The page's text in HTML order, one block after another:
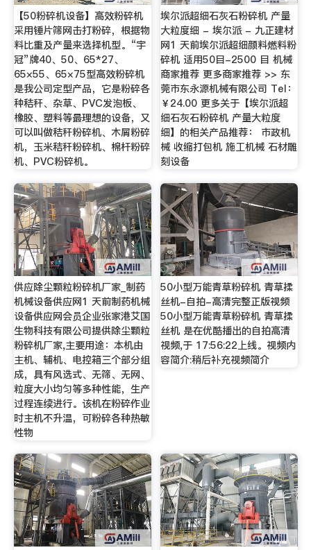
【50粉碎机设备】高效粉碎机
采用锤片筛网击打粉碎，根据物
料比重及产量来选择机型。“宇
冠”牌40、50、65*27、
65×55、65×75型高效粉碎机
是我公司定型产品，它是粉碎各
种秸秆、杂草、PVC发泡板、
橡胶、塑料等最理想的设备，又
可以叫做秸秆粉碎机、木屑粉碎
机，玉米秸秆粉碎机、棉杆粉碎
机、PVC粉碎机。
埃尔派超细石灰石粉碎机 产量
大粒度细 - 埃尔派 - 九正建材
网1 天前埃尔派超细颜料燃料粉
碎机 适用50目-2500 目 机械
商家推荐 更多商家推荐 >> 东
莞市东永源机械有限公司 Tel：
￥24.00 更多关于【埃尔派超
细石灰石粉碎机 产量大粒度
细】的相关产品推荐： 市政机
械 收缩打包机 施工机械 石材雕
刻设备
供应除尘颗粒粉碎机厂家_制药
机械设备供应网1 天前制药机械
设备供应网会员企业张家港艾国
生物科技有限公司提供除尘颗粒
粉碎机厂家,主要用途：本机由
主机、辅机、电控箱三个部分组
成，具有风选式、无筛、无网、
粒度大小均匀等多种性能，生产
过程连续进行。该机在粉碎作业
时主机不升温，可粉碎各种热敏
性物
50小型万能青草粉碎机 青草揉
丝机-自拍-高清完整正版视频
50小型万能青草粉碎机 青草揉
丝机 是在优酷播出的自拍高清
视频,于 17:56:22上线。视频内
容简介:稍后补充视频简介